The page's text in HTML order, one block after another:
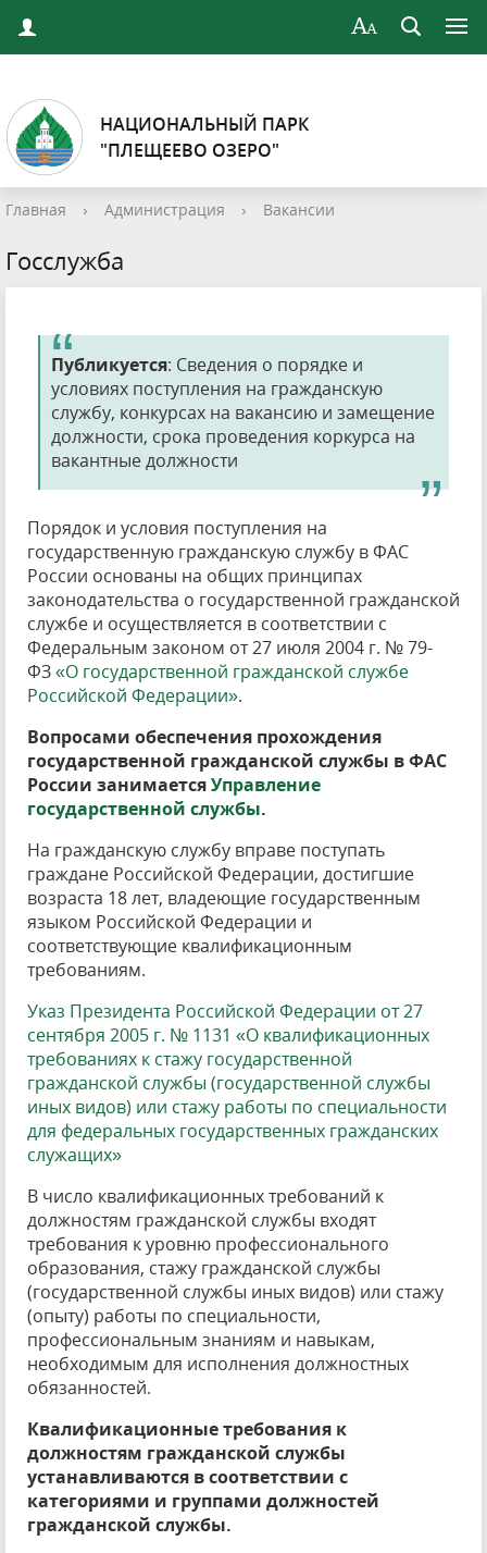
НАЦИОНАЛЬНЫЙ ПАРК
"ПЛЕЩЕЕВО ОЗЕРО"
Главная › Администрация › Вакансии
Госслужба
Публикуется: Сведения о порядке и
условиях поступления на гражданскую
службу, конкурсах на вакансию и замещение
должности, срока проведения коркурса на
вакантные должности
Порядок и условия поступления на
государственную гражданскую службу в ФАС
России основаны на общих принципах
законодательства о государственной гражданской
службе и осуществляется в соответствии с
Федеральным законом от 27 июля 2004 г. № 79-
ФЗ«О государственной гражданской службе
Российской Федерации».
Вопросами обеспечения прохождения
государственной гражданской службы в ФАС
России занимаетсяУправление
государственной службы.
На гражданскую службу вправе поступать
граждане Российской Федерации, достигшие
возраста 18 лет, владеющие государственным
языком Российской Федерации и
соответствующие квалификационным
требованиям.
Указ Президента Российской Федерации от 27
сентября 2005 г. № 1131 «О квалификационных
требованиях к стажу государственной
гражданской службы (государственной службы
иных видов) или стажу работы по специальности
для федеральных государственных гражданских
служащих»
В число квалификационных требований к
должностям гражданской службы входят
требования к уровню профессионального
образования, стажу гражданской службы
(государственной службы иных видов) или стажу
(опыту) работы по специальности,
профессиональным знаниям и навыкам,
необходимым для исполнения должностных
обязанностей.
Квалификационные требования к
должностям гражданской службы
устанавливаются в соответствии с
категориями и группами должностей
гражданской службы.